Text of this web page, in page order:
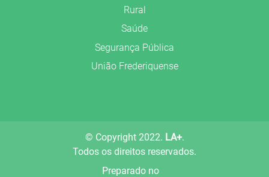
Rural
Saúde
Segurança Pública
União Frederiquense
© Copyright 2022. LA+.
Todos os direitos reservados.
Preparado no